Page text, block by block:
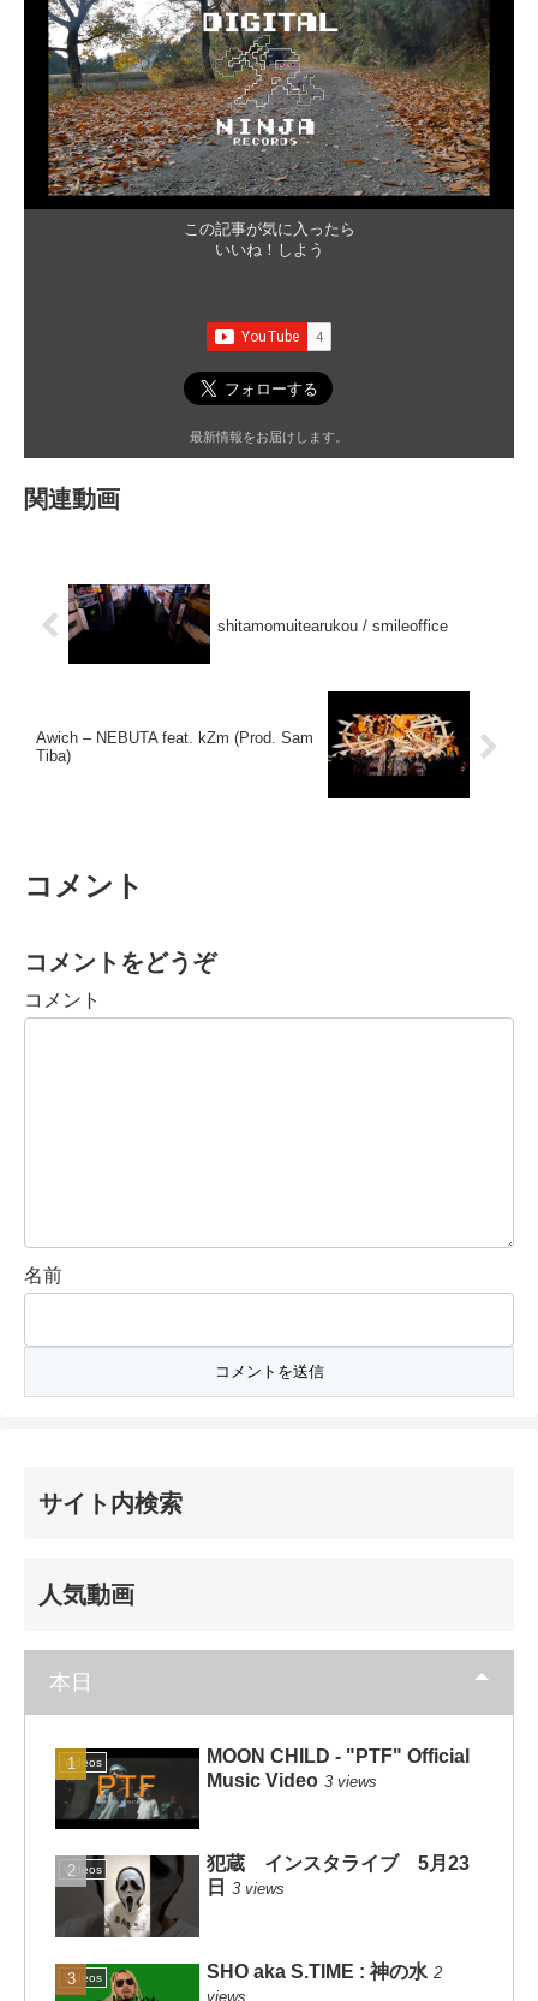
この記事が気に入ったら
いいね！しよう
最新情報をお届けします。
関連動画
shitamomuitearukou / smileoffice
Awich – NEBUTA feat. kZm (Prod. Sam
Tiba)
コメント
コメントをどうぞ
コメント
名前
サイト内検索
人気動画
本日
Videos
MOON CHILD - "PTF" Official
Music Video 3 views
Videos
犯蔵 インスタライブ 5月23
日 3 views
Videos SHO aka S.TIME : 神の水 2
views